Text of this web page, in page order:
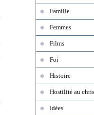
Famille
Femmes
Films
Foi
Histoire
Hostilité au
Idées